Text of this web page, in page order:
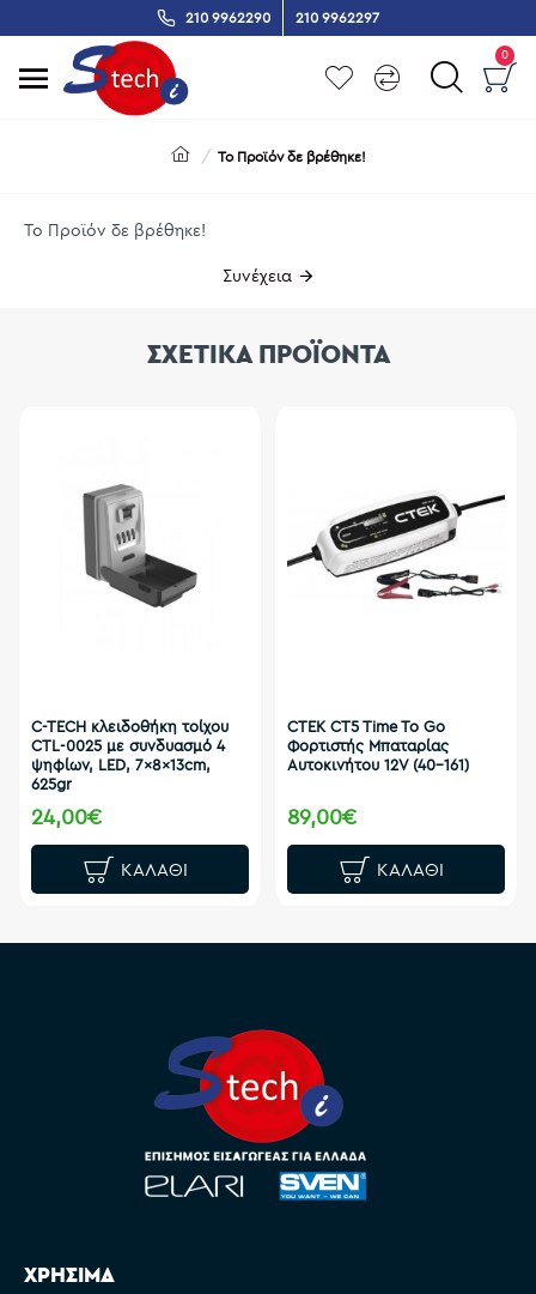
210 9962290 210 9962297
0
Το Προϊόν δε βρέθηκε!
Το Προϊόν δε βρέθηκε!
Συνέχεια
ΣΧΕΤΙΚΑ ΠΡΟΪΟΝΤΑ
C-TECH κλειδοθήκη τοίχου
CTL-0025 με συνδυασμό 4
ψηφίων, LED, 7x8x13cm,
625gr
24,00€
ΚΑΛΆΘΙ
CTEK CT5 Time To Go
Φορτιστής Μπαταρίας
Αυτοκινήτου 12V (40-161)
89,00€
ΚΑΛΆΘΙ
ΧΡΗΣΙΜΑ